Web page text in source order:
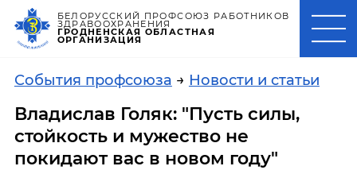
БЕЛОРУССКИЙ ПРОФСОЮЗ РАБОТНИКОВ
ЗДРАВООХРАНЕНИЯ
ГРОДНЕНСКАЯ ОБЛАСТНАЯ
ОРГАНИЗАЦИЯ
События профсоюза → Новости и статьи
Владислав Голяк: "Пусть силы,
стойкость и мужество не
покидают вас в новом году"